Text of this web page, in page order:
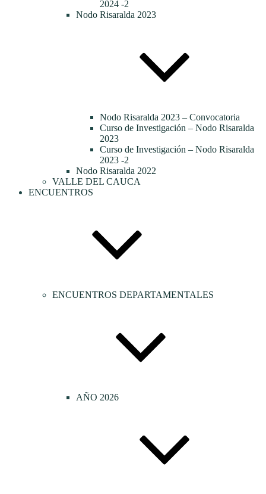
2024 -2
Nodo Risaralda 2023
Nodo Risaralda 2023 – Convocatoria
Curso de Investigación – Nodo Risaralda
2023
Curso de Investigación – Nodo Risaralda
2023 -2
Nodo Risaralda 2022
VALLE DEL CAUCA
ENCUENTROS
ENCUENTROS DEPARTAMENTALES
AÑO 2026